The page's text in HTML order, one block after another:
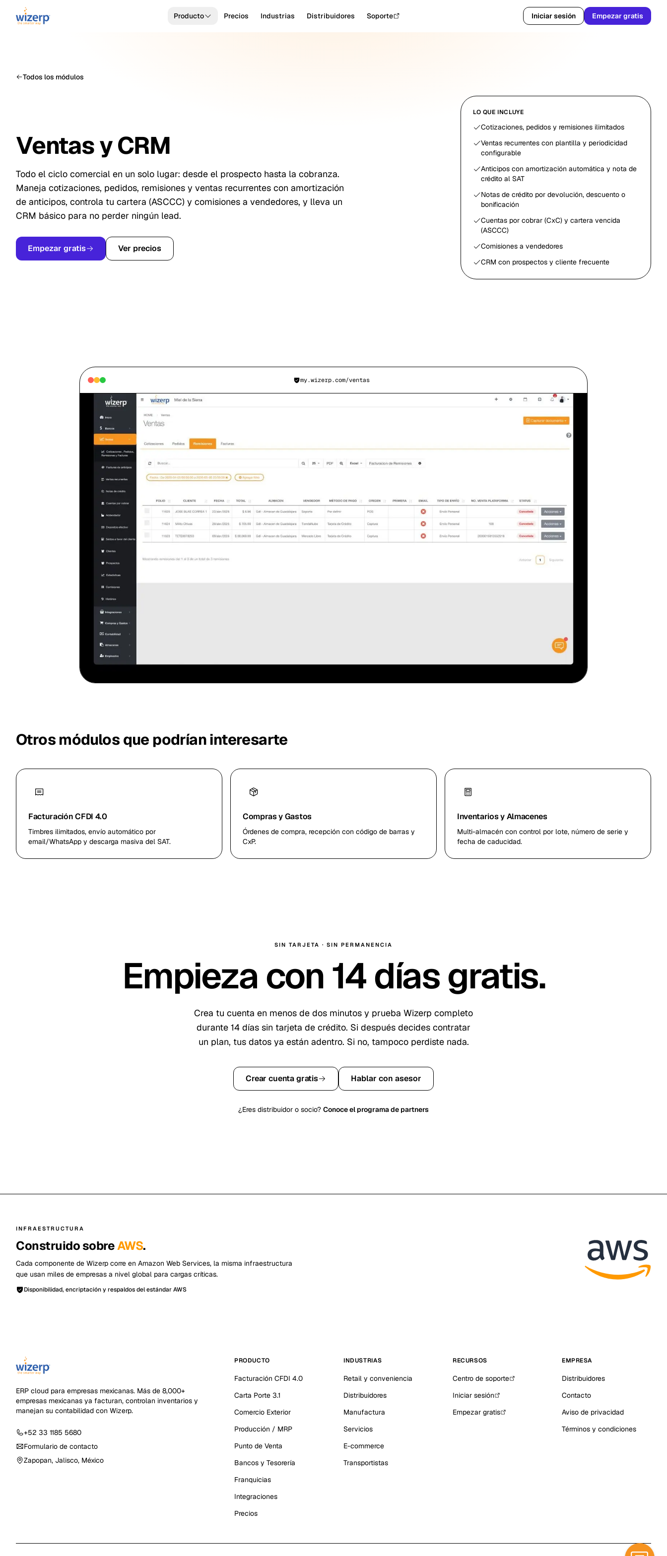
Producto Precios Industrias Distribuidores Soporte Iniciar sesión Empezar gratis
Todos los módulos
Ventas y CRM
Todo el ciclo comercial en un solo lugar: desde el prospecto hasta la cobranza.
Maneja cotizaciones, pedidos, remisiones y ventas recurrentes con amortización
de anticipos, controla tu cartera (ASCCC) y comisiones a vendedores, y lleva un
CRM básico para no perder ningún lead.
Empezar gratis Ver precios
LO QUE INCLUYE
Cotizaciones, pedidos y remisiones ilimitados
Ventas recurrentes con plantilla y periodicidad
configurable
Anticipos con amortización automática y nota de
crédito al SAT
Notas de crédito por devolución, descuento o
bonificación
Cuentas por cobrar (CxC) y cartera vencida
(ASCCC)
Comisiones a vendedores
CRM con prospectos y cliente frecuente
my.wizerp.com/ventas
Otros módulos que podrían interesarte
Facturación CFDI 4.0
Timbres ilimitados, envío automático por
email/WhatsApp y descarga masiva del SAT.
Compras y Gastos
Órdenes de compra, recepción con código de barras y
CxP.
Inventarios y Almacenes
Multi-almacén con control por lote, número de serie y
fecha de caducidad.
SIN TARJETA · SIN PERMANENCIA
Empieza con14días gratis.
Crea tu cuenta en menos de dos minutos y prueba Wizerp completo
durante 14 días sin tarjeta de crédito. Si después decides contratar
un plan, tus datos ya están adentro. Si no, tampoco perdiste nada.
Crear cuenta gratis Hablar con asesor
¿Eres distribuidor o socio? Conoce el programa de partners
INFRAESTRUCTURA
Construido sobreAWS.
Cada componente de Wizerp corre en Amazon Web Services, la misma infraestructura
que usan miles de empresas a nivel global para cargas críticas.
Disponibilidad, encriptación y respaldos del estándar AWS
ERP cloud para empresas mexicanas. Más de 8,000+
empresas mexicanas ya facturan, controlan inventarios y
manejan su contabilidad con Wizerp.
+52 33 1185 5680
Formulario de contacto
Zapopan, Jalisco, México
PRODUCTO
Facturación CFDI 4.0
Carta Porte 3.1
Comercio Exterior
Producción / MRP
Punto de Venta
Bancos y Tesorería
Franquicias
Integraciones
Precios
INDUSTRIAS
Retail y conveniencia
Distribuidores
Manufactura
Servicios
E-commerce
Transportistas
RECURSOS
Centro de soporte
Iniciar sesión
Empezar gratis
EMPRESA
Distribuidores
Contacto
Aviso de privacidad
Términos y condiciones